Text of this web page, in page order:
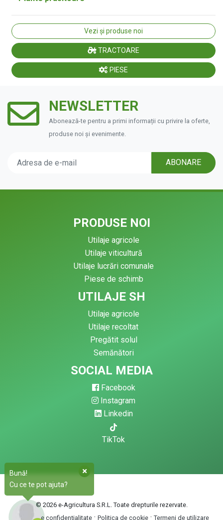
Vezi și produse noi
TRACTOARE
PIESE
NEWSLETTER
Abonează-te pentru a primi informații cu privire la oferte,
produse noi și evenimente.
ABONARE
PRODUSE NOI
Utilaje agricole
Utilaje viticultură
Utilaje lucrări comunale
Piese de schimb
UTILAJE SH
Utilaje agricole
Utilaje recoltat
Pregătit solul
Semănători
SOCIAL MEDIA
Facebook
Instagram
Linkedin
TikTok
© 2026 e-Agricultura S.R.L. Toate drepturile rezervate.
Politica de confidențialitate· Politica de cookie· Termeni de utilizare
Bună!
Cu ce te pot ajuta?